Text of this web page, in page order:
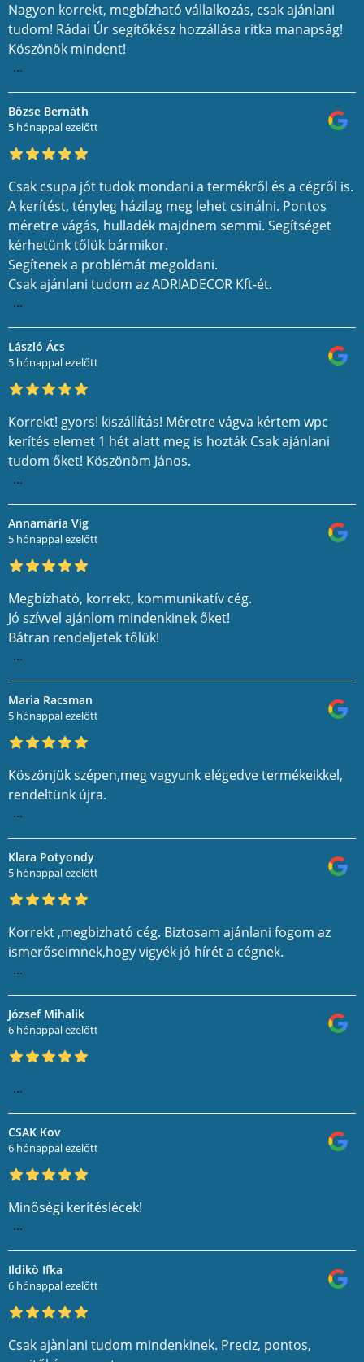
Nagyon korrekt, megbízható vállalkozás, csak ajánlani
tudom! Rádai Úr segítőkész hozzállása ritka manapság!
Köszönök mindent!
...
Bözse Bernáth
5 hónappal ezelőtt
Csak csupa jót tudok mondani a termékről és a cégről is.
A kerítést, tényleg házilag meg lehet csinálni. Pontos
méretre vágás, hulladék majdnem semmi. Segítséget
kérhetünk tőlük bármikor.
Segítenek a problémát megoldani.
Csak ajánlani tudom az ADRIADECOR Kft-ét.
...
László Ács
5 hónappal ezelőtt
Korrekt! gyors! kiszállítás! Méretre vágva kértem wpc
kerítés elemet 1 hét alatt meg is hozták Csak ajánlani
tudom őket! Köszönöm János.
...
Annamária Vig
5 hónappal ezelőtt
Megbízható, korrekt, kommunikatív cég.
Jó szívvel ajánlom mindenkinek őket!
Bátran rendeljetek tőlük!
...
Maria Racsman
5 hónappal ezelőtt
Köszönjük szépen,meg vagyunk elégedve termékeikkel,
rendeltünk újra.
...
Klara Potyondy
5 hónappal ezelőtt
Korrekt ,megbizható cég. Biztosam ajánlani fogom az
ismerőseimnek,hogy vigyék jó hírét a cégnek.
...
József Mihalik
6 hónappal ezelőtt
...
CSAK Kov
6 hónappal ezelőtt
Minőségi kerítéslécek!
...
Ildikò Ifka
6 hónappal ezelőtt
Csak ajànlani tudom mindenkinek. Preciz, pontos,